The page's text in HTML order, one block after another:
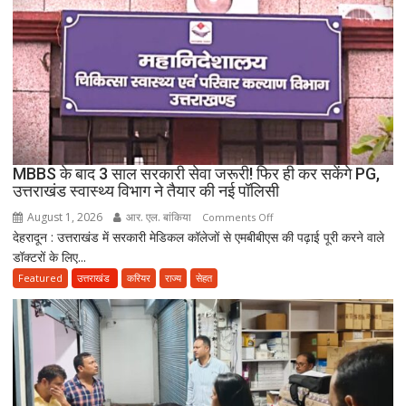
विवाद,
के
नाबालिग
का
दावा;
CWC
ने
जारी
किया
नोटिस
MBBS के बाद 3 साल सरकारी सेवा जरूरी! फिर ही कर सकेंगे PG,
उत्तराखंड स्वास्थ्य विभाग ने तैयार की नई पॉलिसी
August 1, 2026 आर. एल. बांकिया Comments Offon
MBBS
साल
सरकारी
सेवा
जरूरी!
फिर
देहरादून : उत्तराखंड में सरकारी मेडिकल कॉलेजों से एमबीबीएस की पढ़ाई पूरी करने वाले
डॉक्टरों के लिए...
Featured उत्तराखंड करियर राज्य सेहत